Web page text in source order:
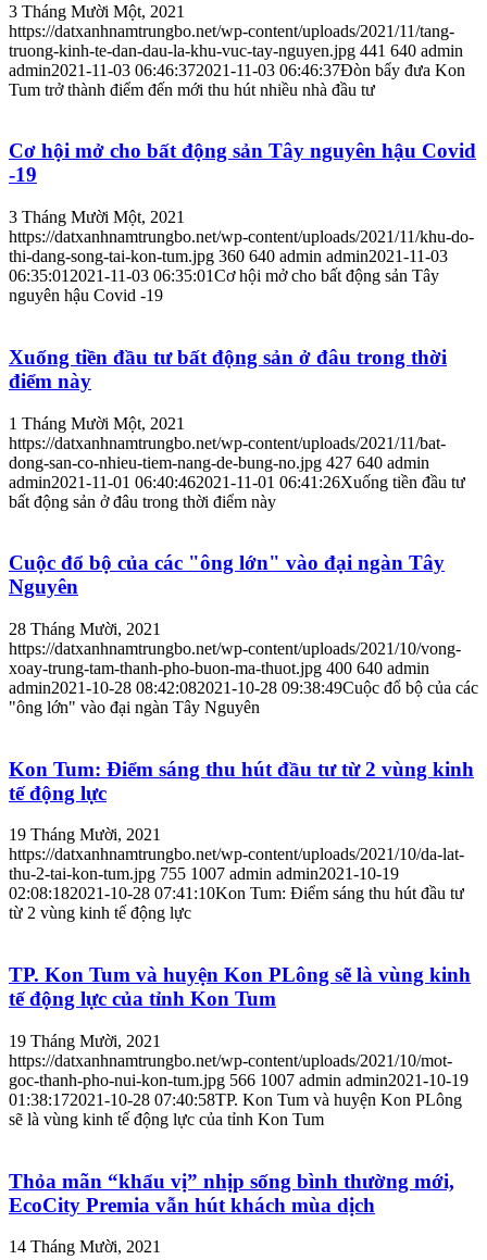
3 Tháng Mười Một, 2021
https://datxanhnamtrungbo.net/wp-content/uploads/2021/11/tang-
truong-kinh-te-dan-dau-la-khu-vuc-tay-nguyen.jpg 441 640 admin
admin2021-11-03 06:46:372021-11-03 06:46:37Đòn bẩy đưa Kon
Tum trở thành điểm đến mới thu hút nhiều nhà đầu tư
Cơ hội mở cho bất động sản Tây nguyên hậu Covid
-19
3 Tháng Mười Một, 2021
https://datxanhnamtrungbo.net/wp-content/uploads/2021/11/khu-do-
thi-dang-song-tai-kon-tum.jpg 360 640 admin admin2021-11-03
06:35:01 2021-11-03 06:35:01Cơ hội mở cho bất động sản Tây
nguyên hậu Covid -19
Xuống tiền đầu tư bất động sản ở đâu trong thời
điểm này
1 Tháng Mười Một, 2021
https://datxanhnamtrungbo.net/wp-content/uploads/2021/11/bat-
dong-san-co-nhieu-tiem-nang-de-bung-no.jpg 427 640 admin
admin2021-11-01 06:40:462021-11-01 06:41:26Xuống tiền đầu tư
bất động sản ở đâu trong thời điểm này
Cuộc đổ bộ của các "ông lớn" vào đại ngàn Tây
Nguyên
28 Tháng Mười, 2021
https://datxanhnamtrungbo.net/wp-content/uploads/2021/10/vong-
xoay-trung-tam-thanh-pho-buon-ma-thuot.jpg 400 640 admin
admin2021-10-28 08:42:082021-10-28 09:38:49Cuộc đổ bộ của các
"ông lớn" vào đại ngàn Tây Nguyên
Kon Tum: Điểm sáng thu hút đầu tư từ 2 vùng kinh
tế động lực
19 Tháng Mười, 2021
https://datxanhnamtrungbo.net/wp-content/uploads/2021/10/da-lat-
thu-2-tai-kon-tum.jpg 755 1007 admin admin2021-10-19
02:08:182021-10-28 07:41:10Kon Tum: Điểm sáng thu hút đầu tư
từ 2 vùng kinh tế động lực
TP. Kon Tum và huyện Kon PLông sẽ là vùng kinh
tế động lực của tỉnh Kon Tum
19 Tháng Mười, 2021
https://datxanhnamtrungbo.net/wp-content/uploads/2021/10/mot-
goc-thanh-pho-nui-kon-tum.jpg 566 1007 admin admin2021-10-19
01:38:172021-10-28 07:40:58TP. Kon Tum và huyện Kon PLông
sẽ là vùng kinh tế động lực của tỉnh Kon Tum
Thỏa mãn “khẩu vị” nhịp sống bình thường mới,
EcoCity Premia vẫn hút khách mùa dịch
14 Tháng Mười, 2021